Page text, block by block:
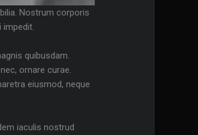
Nostrum corporis
impedit.
quibusdam.
ornare curae.
eiusmod, neque
iaculis nostrud